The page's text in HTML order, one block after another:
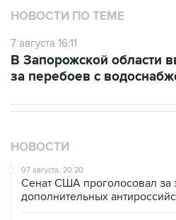
НОВОСТИ ПО ТЕМЕ
7 августа 16:11
В Запорожской области
за перебоев с
НОВОСТИ
07 августа, 20:20
Сенат США проголосовал за
дополнительных